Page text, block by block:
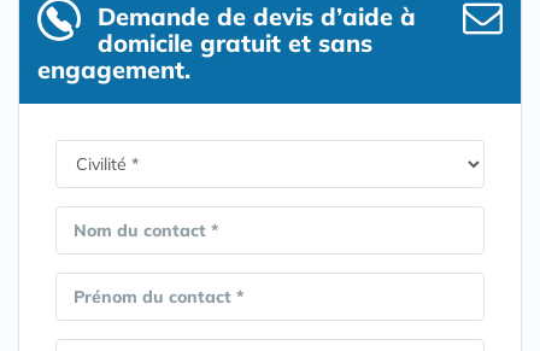
Demande de devis d’aide à
domicile gratuit et sans
engagement.
Nom du contact *
Prénom du contact *